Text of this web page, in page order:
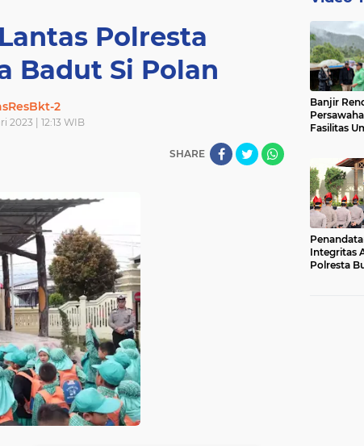
Polresta
Badut Si Polan
2
2023 | 12:13 WIB
SHARE
Banjir
Fasilitas
Integritas
Polresta